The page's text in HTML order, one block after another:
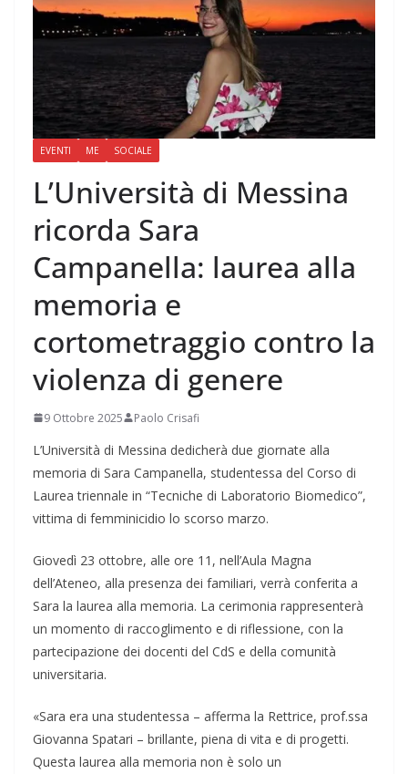
EVENTI ME SOCIALE
L’Università di Messina
ricorda Sara
Campanella: laurea alla
memoria e
cortometraggio contro la
violenza di genere
9 Ottobre 2025 Paolo Crisafi
L’Università di Messina dedicherà due giornate alla
memoria di Sara Campanella, studentessa del Corso di
Laurea triennale in “Tecniche di Laboratorio Biomedico”,
vittima di femminicidio lo scorso marzo.
Giovedì 23 ottobre, alle ore 11, nell’Aula Magna
dell’Ateneo, alla presenza dei familiari, verrà conferita a
Sara la laurea alla memoria. La cerimonia rappresenterà
un momento di raccoglimento e di riflessione, con la
partecipazione dei docenti del CdS e della comunità
universitaria.
«Sara era una studentessa – afferma la Rettrice, prof.ssa
Giovanna Spatari – brillante, piena di vita e di progetti.
Questa laurea alla memoria non è solo un